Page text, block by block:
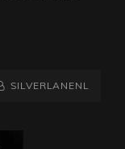
SILVERLANENL